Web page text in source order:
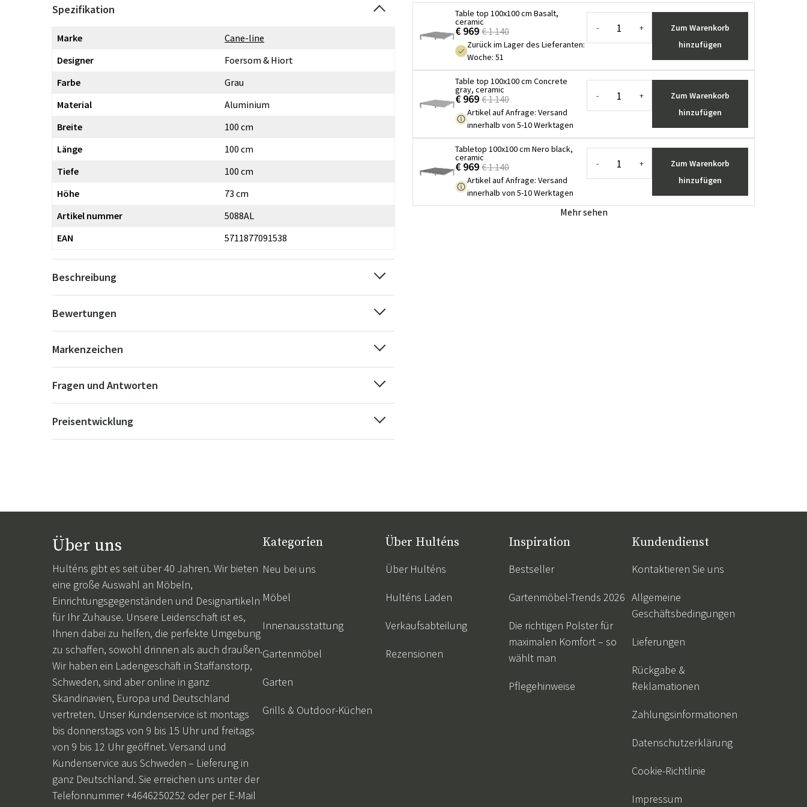
Spezifikation
Marke
Cane-line
Designer
Foersom & Hiort
Farbe
Grau
Material
Aluminium
Breite
100 cm
Länge
100 cm
Tiefe
100 cm
Höhe
73 cm
Artikel nummer
5088AL
EAN
5711877091538
Beschreibung
Bewertungen
Markenzeichen
Fragen und Antworten
Preisentwicklung
Table top 100x100 cm Basalt,
ceramic
€ 969 € 1 140
Zurück im Lager des Lieferanten:
Woche: 51
- +
Zum Warenkorb
hinzufügen
Table top 100x100 cm Concrete
gray, ceramic
€ 969 € 1 140
Artikel auf Anfrage: Versand
innerhalb von 5-10 Werktagen
- +
Zum Warenkorb
hinzufügen
Tabletop 100x100 cm Nero black,
ceramic
€ 969 € 1 140
Artikel auf Anfrage: Versand
innerhalb von 5-10 Werktagen
- +
Zum Warenkorb
hinzufügen
Mehr sehen
Über uns
Hulténs gibt es seit über 40 Jahren. Wir bieten
eine große Auswahl an Möbeln,
Einrichtungsgegenständen und Designartikeln
für Ihr Zuhause. Unsere Leidenschaft ist es,
Ihnen dabei zu helfen, die perfekte Umgebung
zu schaffen, sowohl drinnen als auch draußen.
Wir haben ein Ladengeschäft in Staffanstorp,
Schweden, sind aber online in ganz
Skandinavien, Europa und Deutschland
vertreten. Unser Kundenservice ist montags
bis donnerstags von 9 bis 15 Uhr und freitags
von 9 bis 12 Uhr geöffnet. Versand und
Kundenservice aus Schweden – Lieferung in
ganz Deutschland. Sie erreichen uns unter der
Telefonnummer +4646250252 oder per E-Mail
Kategorien
Neu bei uns
Möbel
Innenausstattung
Gartenmöbel
Garten
Grills & Outdoor-Küchen
Über Hulténs
Über Hulténs
Hulténs Laden
Verkaufsabteilung
Rezensionen
Inspiration
Bestseller
Gartenmöbel-Trends 2026
Die richtigen Polster für
maximalen Komfort – so
wählt man
Pflegehinweise
Kundendienst
Kontaktieren Sie uns
Allgemeine
Geschäftsbedingungen
Lieferungen
Rückgabe &
Reklamationen
Zahlungsinformationen
Datenschutzerklärung
Cookie-Richtlinie
Impressum